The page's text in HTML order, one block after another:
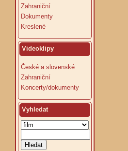
Zahraniční
Dokumenty
Kreslené
Videoklipy
České a slovenské
Zahraniční
Koncerty/dokumenty
Vyhledat